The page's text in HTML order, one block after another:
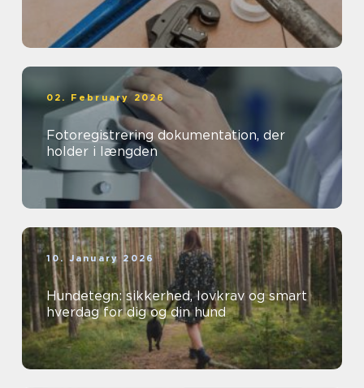
02. February 2026
Fotoregistrering dokumentation, der
holder i længden
10. January 2026
Hundetegn: sikkerhed, lovkrav og smart
hverdag for dig og din hund